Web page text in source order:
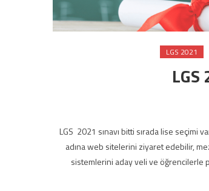
LGS 2021
LGS 2021 sınavı bitti sırada lise seçimi
adına web sitelerini ziyaret edebilir,
sistemlerini aday veli ve öğrencilerle